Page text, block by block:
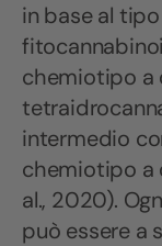
in base al
chemiotipo a
intermedio
chemiotipo a
al., 2020).
può essere a